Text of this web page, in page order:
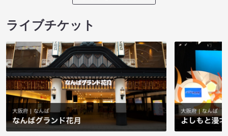
ライブチケット